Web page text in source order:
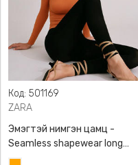
Код: 501169
ZARA
Эмэгтэй нимгэн цамц -
Seamless shapewear long
sleeve t-shirt, 40-60кг жинд